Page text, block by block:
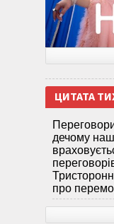
ЦИТАТА
дечому
про